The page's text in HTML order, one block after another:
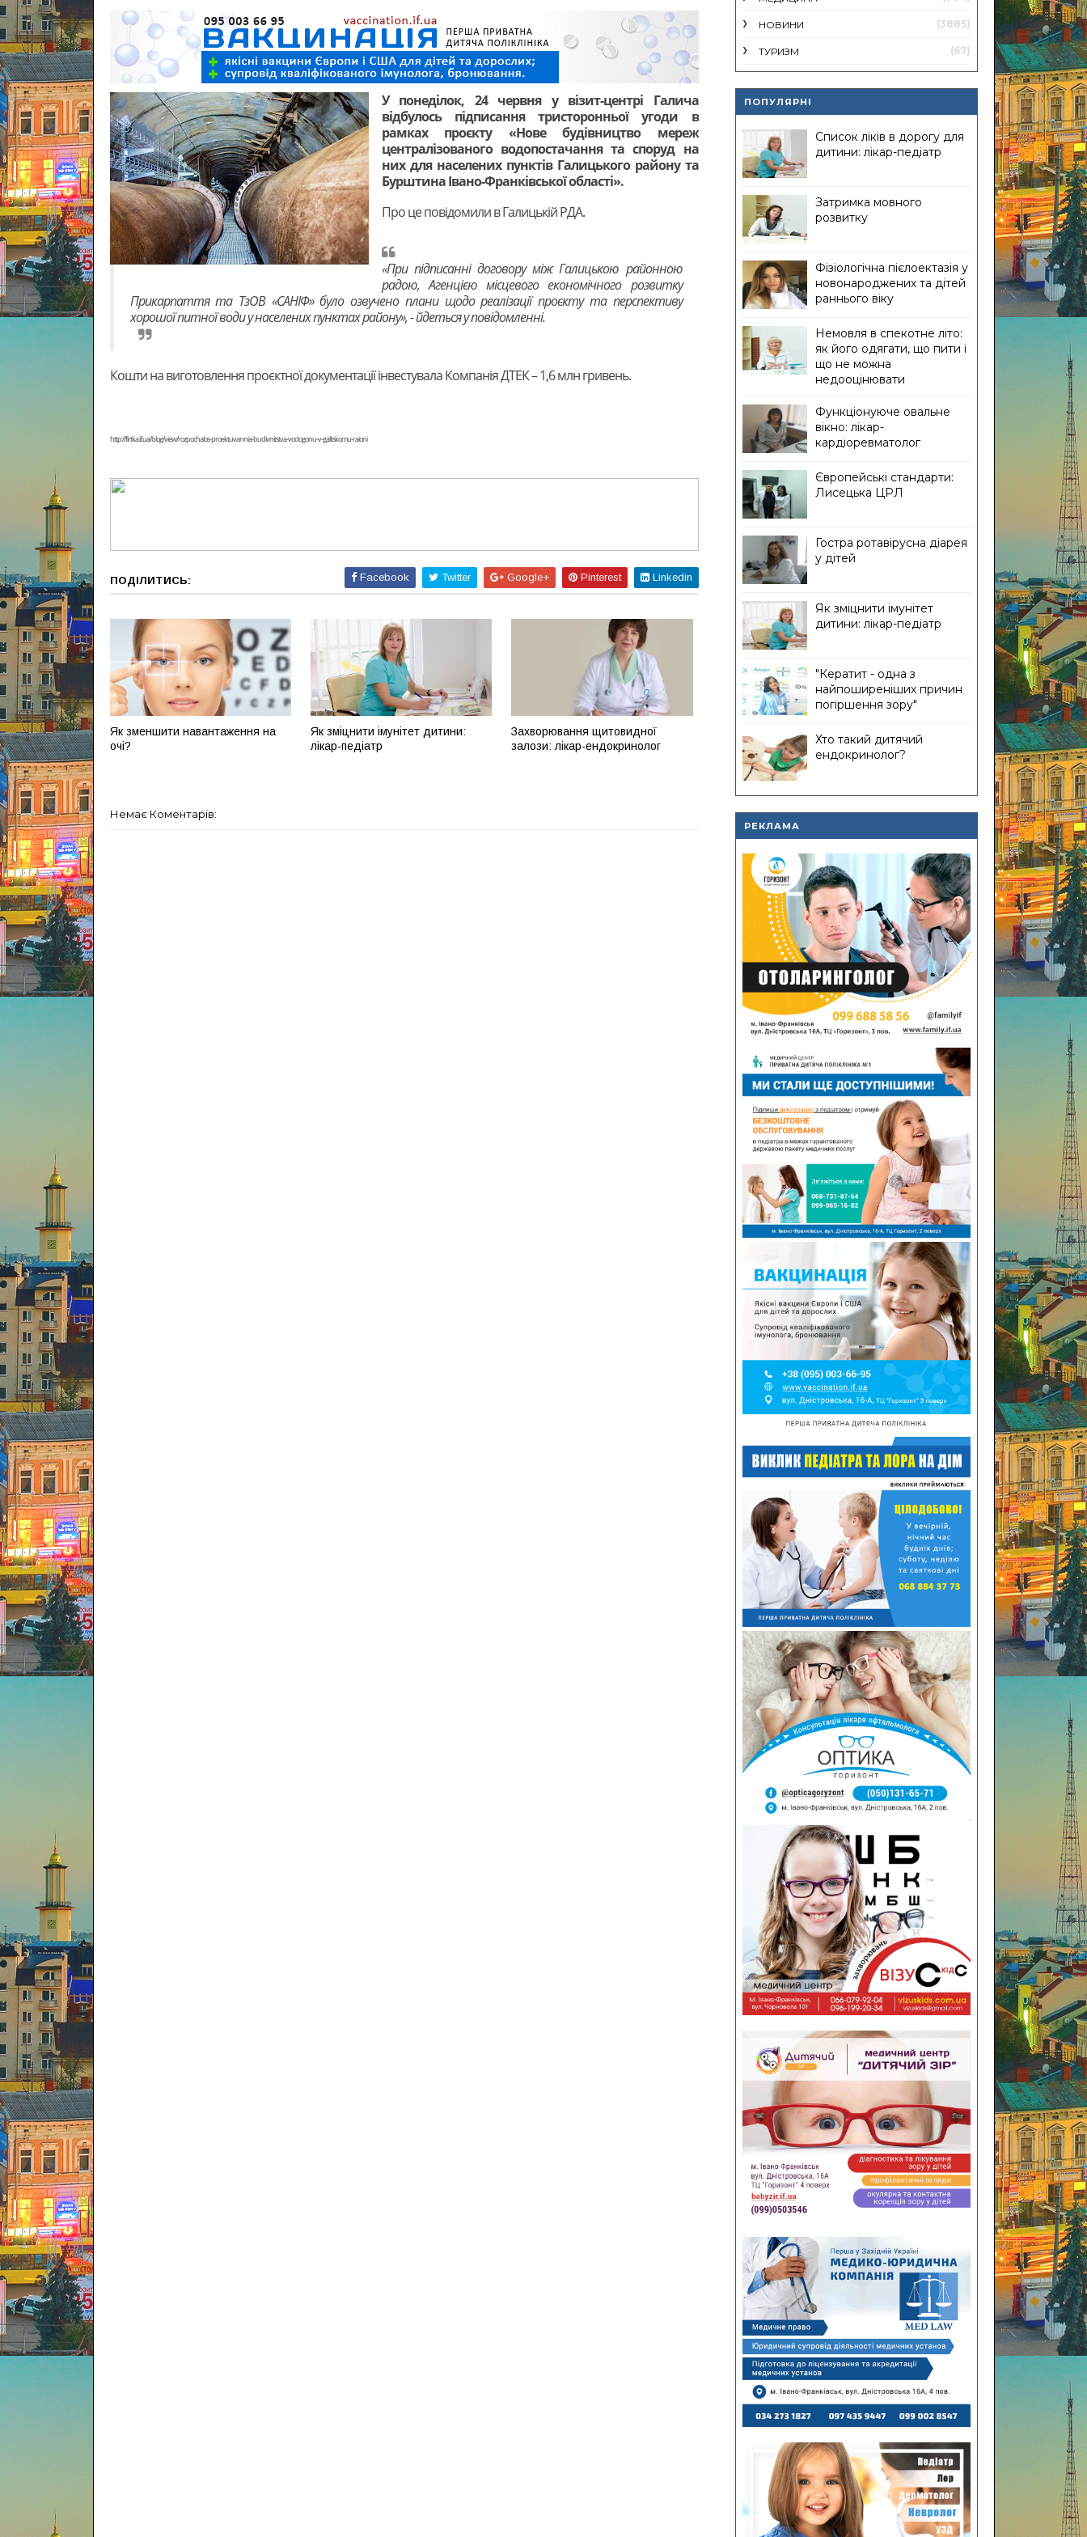
У понеділок, 24 червня у візит-центрі Галича
відбулось підписання тристоронньої угоди в
рамках проєкту «Нове будівництво мереж
централізованого водопостачання та споруд на
них для населених пунктів Галицького району та
Бурштина Івано-Франківської області».
Про це повідомили в Галицькій РДА.
«При підписанні договору між Галицькою районною
радою, Агенцією місцевого економічного розвитку
Прикарпаття та ТзОВ «САНІФ» було озвучено плани щодо реалізації проєкту та перспективу
хорошої питної води у населених пунктах району», - йдеться у повідомленні.
Кошти на виготовлення проєктної документації інвестувала Компанія ДТЕК – 1,6 млн гривень.
http://firtka.if.ua/blog/view/rozpochalos-proektuvannia-budivnitstva-vodogonu-v-galitskomu-raioni
ПОДІЛИТИСЬ: Facebook Twitter Google+ Pinterest Linkedin
Як зменшити навантаження на
очі?
Як зміцнити імунітет дитини:
лікар-педіатр
Захворювання щитовидної
залози: лікар-ендокринолог
Немає Коментарів:
НОВИНИ (3885)
ТУРИЗМ (67)
ПОПУЛЯРНІ
Список ліків в дорогу для
дитини: лікар-педіатр
Затримка мовного
розвитку
Фізіологічна пієлоектазія у
новонароджених та дітей
раннього віку
Немовля в спекотне літо:
як його одягати, що пити і
що не можна
недооцінювати
Функціонуюче овальне
вікно: лікар-
кардіоревматолог
Європейські стандарти:
Лисецька ЦРЛ
Гостра ротавірусна діарея
у дітей
Як зміцнити імунітет
дитини: лікар-педіатр
"Кератит - одна з
найпоширеніших причин
погіршення зору"
Хто такий дитячий
ендокринолог?
РЕКЛАМА